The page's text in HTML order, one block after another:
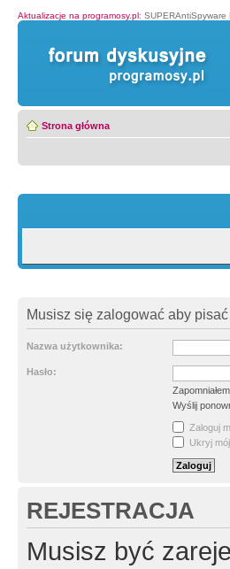
Aktualizacje na programosy.pl: SUPERAntiSpyware
Strona główna
Musisz się zalogować aby
Nazwa użytkownika:
Hasło:
Wyślij
Zaloguj
Ukryj
REJESTRACJA
Musisz być